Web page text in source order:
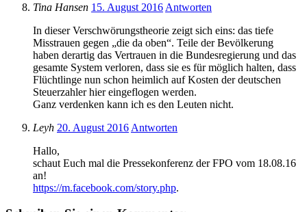
Tina Hansen 15. August 2016 Antworten
In dieser Verschwörungstheorie zeigt sich eins: das tiefe
Misstrauen gegen „die da oben“. Teile der Bevölkerung
haben derartig das Vertrauen in die Bundesregierung und das
gesamte System verloren, dass sie es für möglich halten, dass
Flüchtlinge nun schon heimlich auf Kosten der deutschen
Steuerzahler hier eingeflogen werden.
Ganz verdenken kann ich es den Leuten nicht.
Leyh 20. August 2016 Antworten
Hallo,
schaut Euch mal die Pressekonferenz der FPO vom 18.08.16
an!
https://m.facebook.com/story.php.